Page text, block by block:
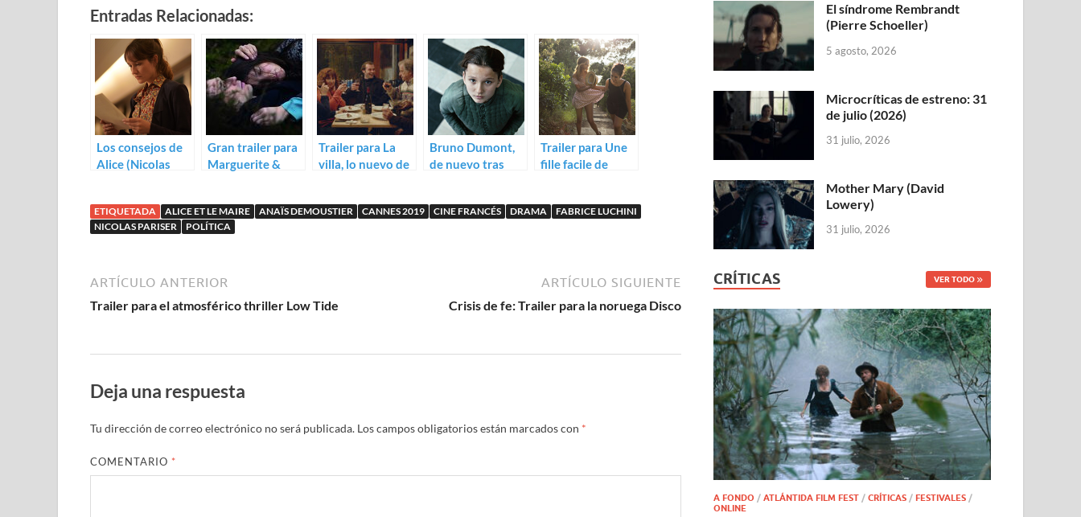
Entradas Relacionadas:
Los consejos de
Alice (Nicolas
Gran trailer para
Marguerite &
Trailer para La
villa, lo nuevo de
Bruno Dumont,
de nuevo tras
Trailer para Une
fille facile de
ETIQUETADA ALICE ET LE MAIRE ANAÏS DEMOUSTIER CANNES 2019 CINE FRANCÉS DRAMA
FABRICE LUCHINI
NICOLAS PARISER
POLÍTICA
ARTÍCULO ANTERIOR
Trailer para el atmosférico thriller Low Tide
ARTÍCULO SIGUIENTE
Crisis de fe: Trailer para la noruega Disco
Deja una respuesta
Tu dirección de correo electrónico no será publicada. Los campos obligatorios están marcados con *
COMENTARIO *
El síndrome Rembrandt
(Pierre Schoeller)
5 agosto, 2026
Microcríticas de estreno: 31
de julio (2026)
31 julio, 2026
Mother Mary (David
Lowery)
31 julio, 2026
CRÍTICAS VER TODO
A FONDO /ATLÁNTIDA FILM FEST /CRÍTICAS /FESTIVALES /
ONLINE